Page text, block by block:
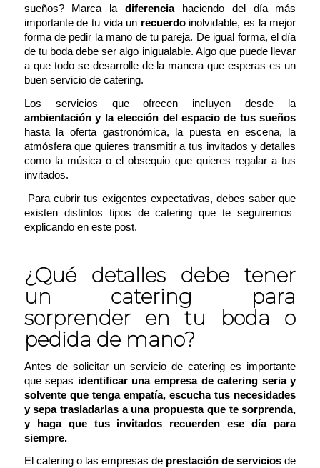
sueños?Marca ladiferenciahaciendo del día más
importante de tu vida un recuerdoinolvidable, es la mejor
forma de pedir la mano de tu pareja. De igual forma, el día
de tu boda debe ser algo inigualable. Algo que puede llevar
a que todo se desarrolle de la manera que esperas es un
buen servicio de catering.
Los servicios que ofrecen incluyen desde la
ambientacióny la elección del espacio de tus sueños
hasta la oferta gastronómica, la puesta en escena, la
atmósfera que quieres transmitir a tus invitados y detalles
como la música o el obsequio que quieres regalar a tus
invitados.
Para cubrir tus exigentes expectativas, debes saber que
existen distintos tipos de catering que te seguiremos
explicando en este post.
¿Qué detalles debe tener
un catering para
sorprender en tu boda o
pedida de mano?
Antes de solicitar un servicio de catering es importante
que sepas identificar una empresa de catering seria y
solvente que tenga empatía, escucha tus necesidades
y sepa trasladarlas a una propuesta que te sorprenda,
y haga que tus invitados recuerden ese día para
siempre.
El catering o las empresas de prestación de servicios de